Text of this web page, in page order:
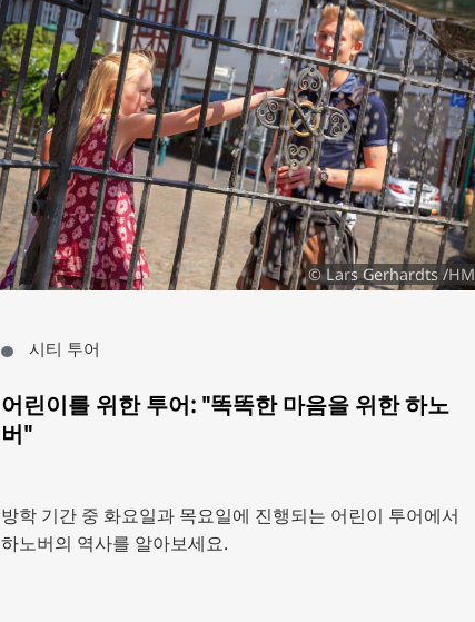
© Lars Gerhardts /
시티 투어
어린이를 위한 투어: "똑똑한 마음을 위한 하노
버"
방학 기간 중 화요일과 목요일에 진행되는 어린이 투어에서
하노버의 역사를 알아보세요.